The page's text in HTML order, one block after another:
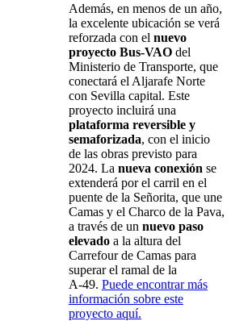
Además, en menos de un año,
la excelente ubicación se verá
reforzada con el nuevo
proyecto Bus-VAOdel
Ministerio de Transporte, que
conectará el Aljarafe Norte
con Sevilla capital. Este
proyecto incluirá una
plataforma reversible y
semaforizada, con el inicio
de las obras previsto para
2024. La nueva conexión se
extenderá por el carril en el
puente de la Señorita, que une
Camas y el Charco de la Pava,
a través de un nuevo paso
elevadoa la altura del
Carrefour de Camas para
superar el ramal de la
A-49. Puede encontrar más
información sobre este
proyecto aquí.